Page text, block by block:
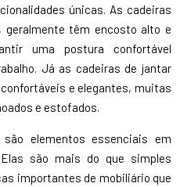
únicas. As cadeiras
geralmente têm encosto alto e
uma postura confortável
Já as cadeiras de jantar
e elegantes, muitas
e estofados.
elementos essenciais em
são mais do que simples
importantes de mobiliário que